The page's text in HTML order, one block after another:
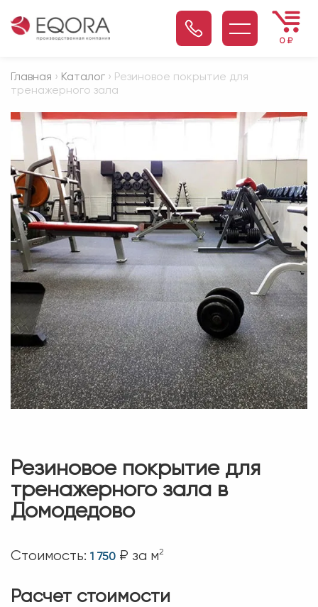
0 ₽
Главная › Каталог › Резиновое покрытие для
тренажерного зала
Резиновое покрытие для
тренажерного зала в
Домодедово
Стоимость: 1 750 ₽ за м2
Расчет стоимости